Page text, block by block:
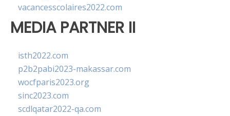
vacancesscolaires2022.com
MEDIA PARTNER II
isth2022.com
p2b2pabi2023-makassar.com
wocfparis2023.org
sinc2023.com
scdlqatar2022-qa.com